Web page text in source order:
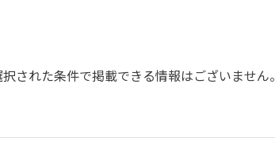
択された条件で掲載できる情報はございません。